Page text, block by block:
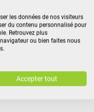
acheté
les données de nos visiteurs
du contenu personnalisé pour
Retrouvez plus
ou bien faites nous
Accepter tout